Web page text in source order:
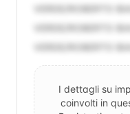
VERDE/ROBERTO
VERDE/ROBERTO
VERDE/ROBERTO
I dettagli su
coinvolti in